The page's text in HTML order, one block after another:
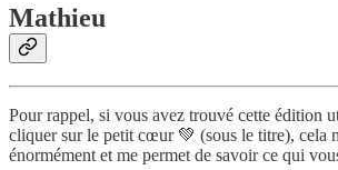
Mathieu
Pour rappel, si vous avez trouvé cette édition
cliquer sur le petit cœur 💚 (sous le titre), cela
énormément et me permet de savoir ce qui